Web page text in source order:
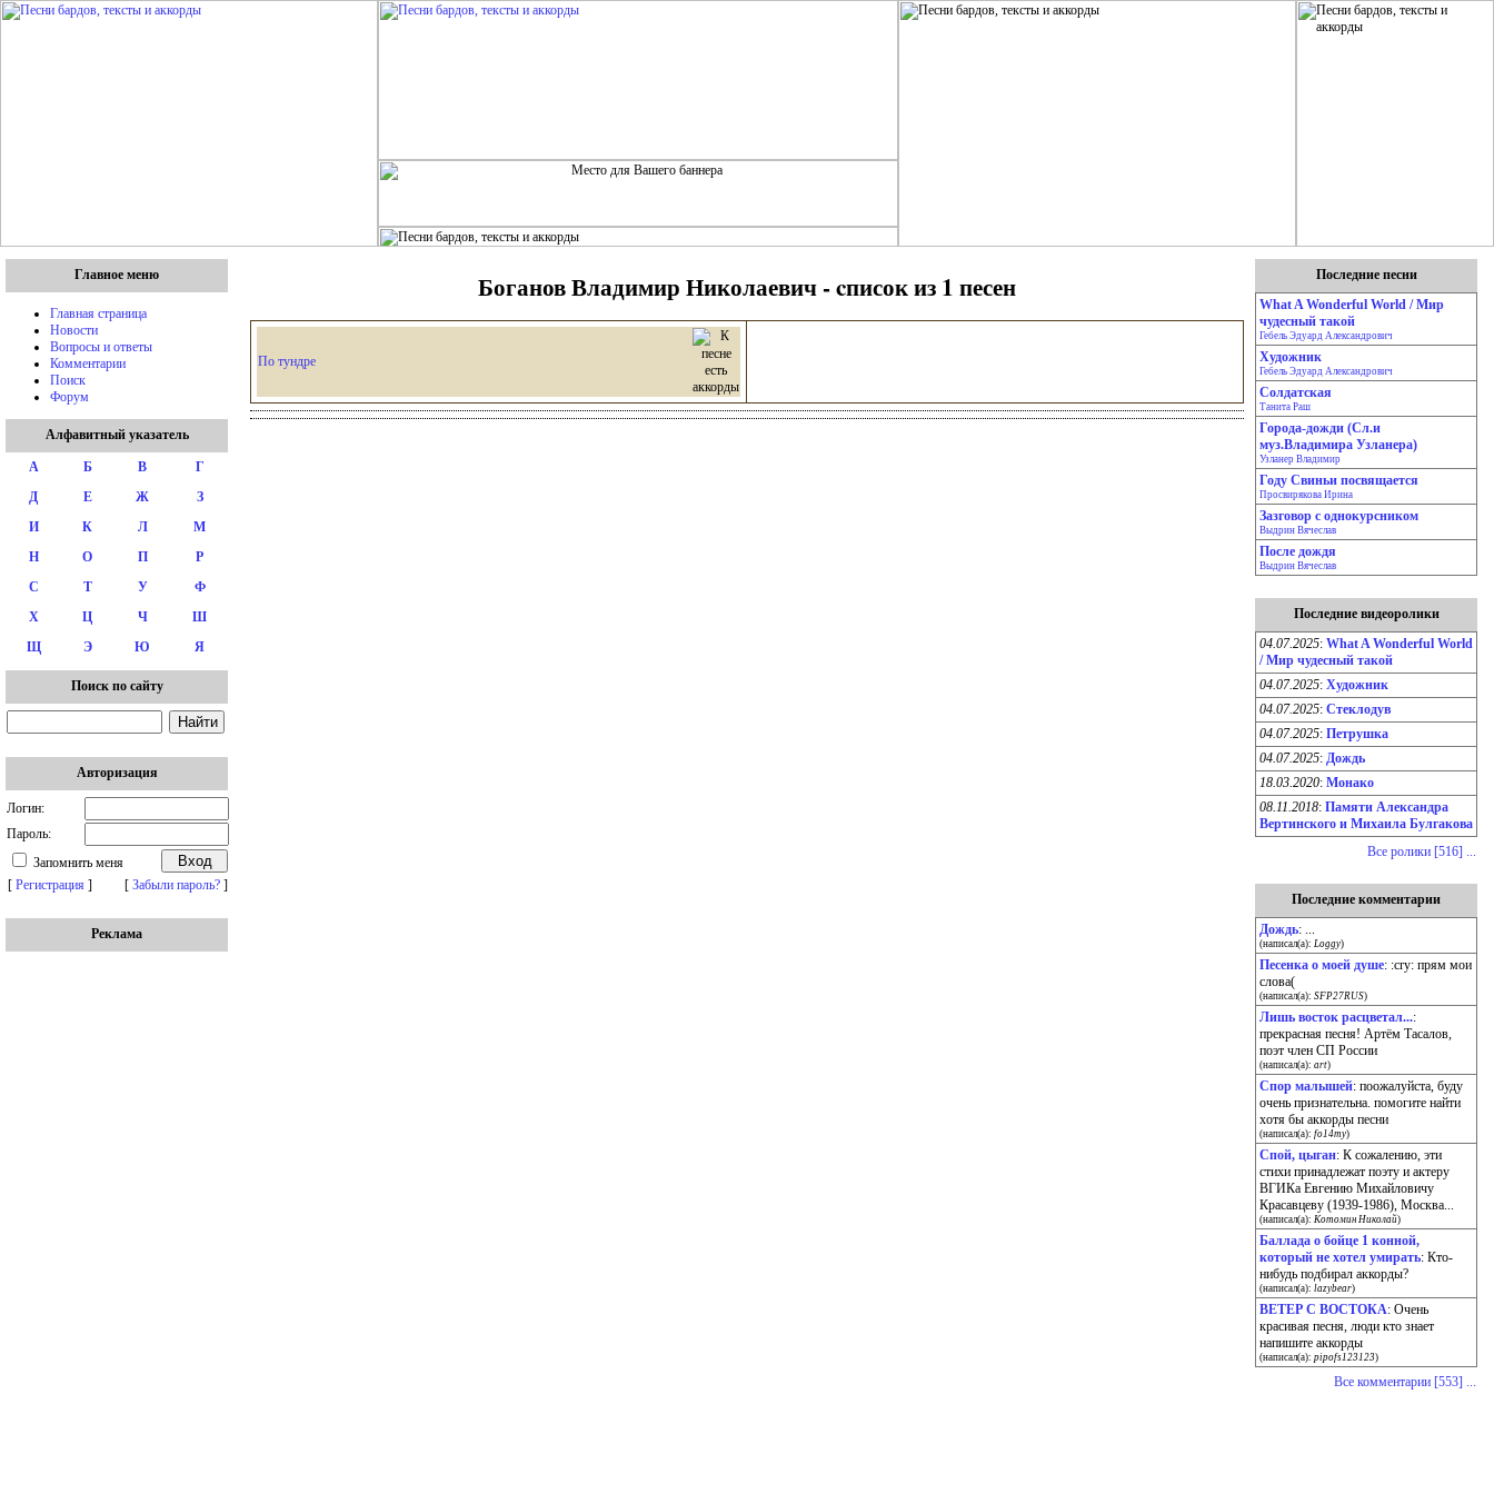
Главное меню
Главная страница
Новости
Вопросы и ответы
Комментарии
Поиск
Форум
Алфавитный указатель
А Б В
Г
Д
Е Ж
З
И
К Л
М
Н
О П
Р
С
Т У
Ф
Х
Ц Ч
Ш
Щ
Э Ю Я
Поиск по сайту
Авторизация
Логин:
Пароль:
Запомнить меня
[ Регистрация ] [ Забыли пароль? ]
Реклама
Боганов Владимир Николаевич - cписок из 1 песен
По тундре
Последние песни
What A Wonderful World / Мир
чудесный такой
Гебель Эдуард Александрович
Художник
Гебель Эдуард Александрович
Солдатская
Танита Раш
Города-дожди (Сл.и
муз.Владимира Узланера)
Узланер Владимир
Году Свиньи посвящается
Просвирякова Ирина
Зазговор с однокурсником
Выдрин Вячеслав
После дождя
Выдрин Вячеслав
Последние видеоролики
04.07.2025: What A Wonderful World
/ Мир чудесный такой
04.07.2025: Художник
04.07.2025: Стеклодув
04.07.2025: Петрушка
04.07.2025: Дождь
18.03.2020: Монако
08.11.2018: Памяти Александра
Вертинского и Михаила Булгакова
Все ролики [516] ...
Последние комментарии
Дождь: ...
(написал(а): Loggy)
Песенка о моей душе: :cry: прям мои
слова(
(написал(а): SFP27RUS)
Лишь восток расцветал...:
прекрасная песня! Артём Тасалов,
поэт член СП России
(написал(а): art)
Спор малышей: поожалуйста, буду
очень признательна. помогите найти
хотя бы аккорды песни
(написал(а): fo14my)
Спой, цыган: К сожалению, эти
стихи принадлежат поэту и актеру
ВГИКа Евгению Михайловичу
Красавцеву (1939-1986), Москва...
(написал(а): Котомин Николай)
Баллада о бойце 1 конной,
который не хотел умирать: Кто-
нибудь подбирал аккорды?
(написал(а): lazybear)
ВЕТЕР С ВОСТОКА: Очень
красивая песня, люди кто знает
напишите аккорды
(написал(а): pipofs123123)
Все комментарии [553] ...